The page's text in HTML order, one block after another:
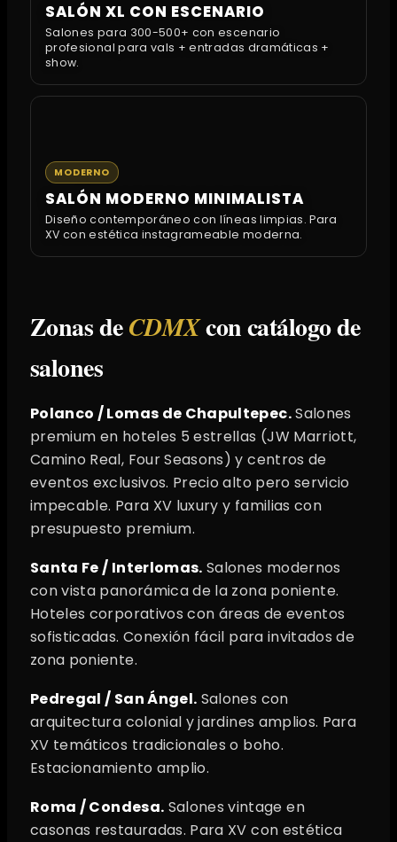
SALÓN XL CON ESCENARIO
Salones para 300-500+ con escenario
profesional para vals + entradas dramáticas +
show.
MODERNO
SALÓN MODERNO MINIMALISTA
Diseño contemporáneo con líneas limpias. Para
XV con estética instagrameable moderna.
Zonas deCDMXcon catálogo de
salones
Polanco / Lomas de Chapultepec.Salones
premium en hoteles 5 estrellas (JW Marriott,
Camino Real, Four Seasons) y centros de
eventos exclusivos. Precio alto pero servicio
impecable. Para XV luxury y familias con
presupuesto premium.
Santa Fe / Interlomas. Salones modernos
con vista panorámica de la zona poniente.
Hoteles corporativos con áreas de eventos
sofisticadas. Conexión fácil para invitados de
zona poniente.
Pedregal / San Ángel. Salones con
arquitectura colonial y jardines amplios. Para
XV temáticos tradicionales o boho.
Estacionamiento amplio.
Roma / Condesa. Salones vintage en
casonas restauradas. Para XV con estética